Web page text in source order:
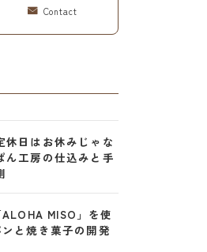
Contact
休日はお休みじゃな
ん工房の仕込みと手
MISO」を使
と焼き菓子の開発